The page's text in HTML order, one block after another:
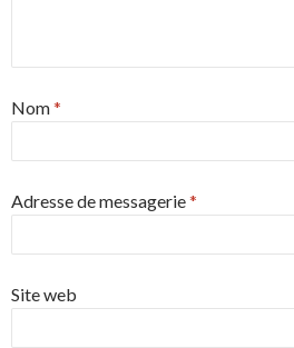
Nom*
Adresse de messagerie*
Site web